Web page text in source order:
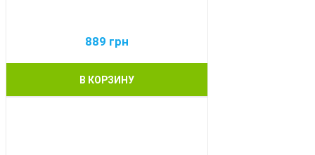
889 грн
В КОРЗИНУ